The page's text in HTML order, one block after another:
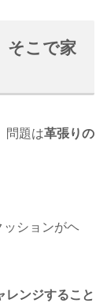
そこで家
問題は革張りの
ッションがヘ
レンジすること